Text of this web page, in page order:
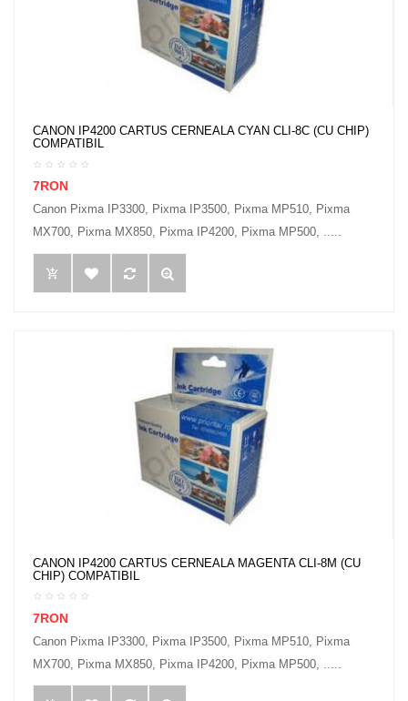
CANON IP4200 CARTUS CERNEALA CYAN CLI-8C (CU CHIP)
COMPATIBIL
7RON
Canon Pixma IP3300, Pixma IP3500, Pixma MP510, Pixma
MX700, Pixma MX850, Pixma IP4200, Pixma MP500, .....
CANON IP4200 CARTUS CERNEALA MAGENTA CLI-8M (CU
CHIP) COMPATIBIL
7RON
Canon Pixma IP3300, Pixma IP3500, Pixma MP510, Pixma
MX700, Pixma MX850, Pixma IP4200, Pixma MP500, .....